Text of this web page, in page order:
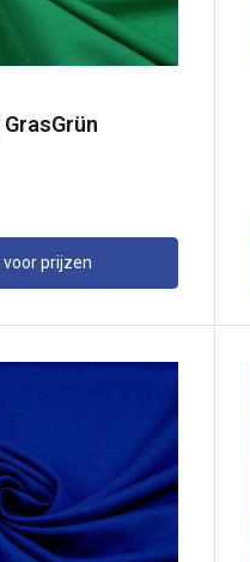
voor prijzen